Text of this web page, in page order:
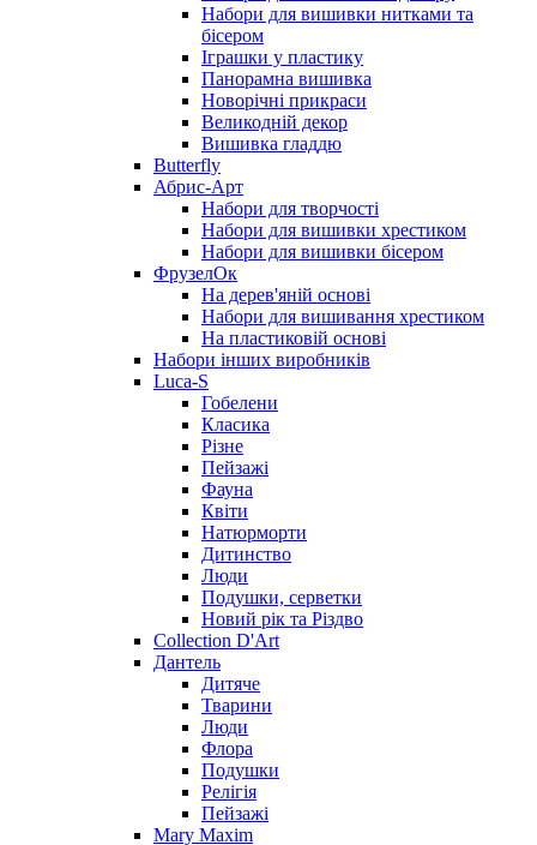
Набори для вишивки нитками та
бісером
Іграшки у пластику
Панорамна вишивка
Новорічні прикраси
Великодній декор
Вишивка гладдю
Butterfly
Абрис-Арт
Набори для творчості
Набори для вишивки хрестиком
Набори для вишивки бісером
ФрузелОк
На дерев'яній основі
Набори для вишивання хрестиком
На пластиковій основі
Набори інших виробників
Luca-S
Гобелени
Класика
Різне
Пейзажі
Фауна
Квіти
Натюрморти
Дитинство
Люди
Подушки, серветки
Новий рік та Різдво
Collection D'Art
Дантель
Дитяче
Тварини
Люди
Флора
Подушки
Релігія
Пейзажі
Mary Maxim